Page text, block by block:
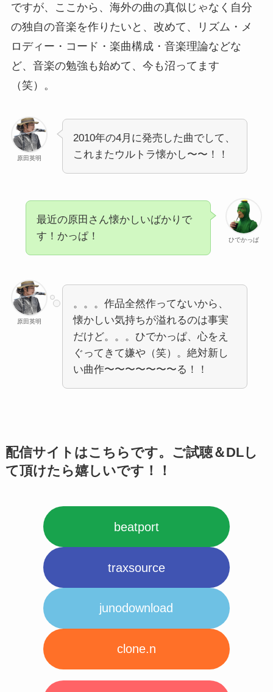
ですが、ここから、海外の曲の真似じゃなく自分
の独自の音楽を作りたいと、改めて、リズム・メ
ロディー・コード・楽曲構成・音楽理論などな
ど、音楽の勉強も始めて、今も沼ってます
（笑）。
原田英明
2010年の4月に発売した曲でして、
これまたウルトラ懐かし〜〜！！
ひでかっぱ
最近の原田さん懐かしいばかりで
す！かっぱ！
原田英明
。。。作品全然作ってないから、
懐かしい気持ちが溢れるのは事実
だけど。。。ひでかっぱ、心をえ
ぐってきて嫌や（笑）。絶対新し
い曲作〜〜〜〜〜〜〜る！！
配信サイトはこちらです。ご試聴＆DLし
て頂けたら嬉しいです！！
beatport
traxsource
junodownload
clone.n